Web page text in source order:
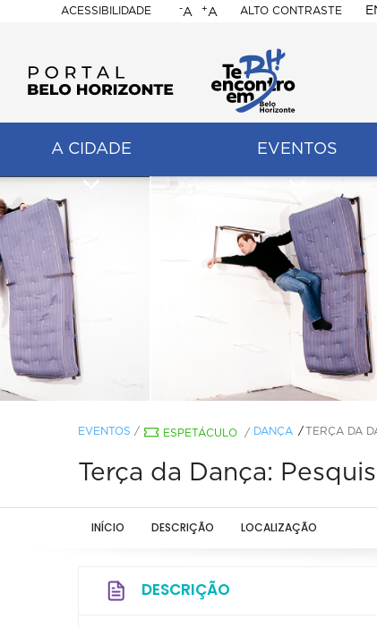
ACESSIBILIDADE
BELO
HORIZONTE
-A +A ALTO CONTRASTE
A CIDADE EVENTOS
EVENTOS / ESPETÁCULO / DANÇA TERÇA DA
Terça da Dança:
INÍCIO DESCRIÇÃO LOCALIZAÇÃO
DESCRIÇÃO